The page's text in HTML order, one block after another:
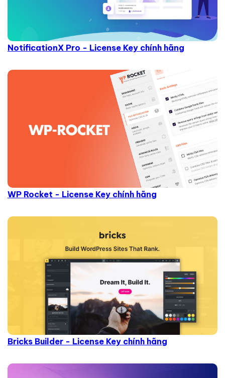
NotificationX Pro - License Key chính hãng
WP Rocket - License Key chính hãng
Bricks Builder - License Key chính hãng